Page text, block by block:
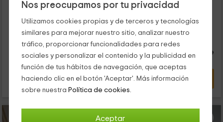
Nos preocupamos por tu privacidad
Utilizamos cookies propias y de terceros y tecnologías
similares para mejorar nuestro sitio, analizar nuestro
tráfico, proporcionar funcionalidades para redes
sociales y personalizar el contenido y la publicidad en
función de tus hábitos de navegación, que aceptas
haciendo clic en el botón 'Aceptar'. Más información
sobre nuestra Política de cookies.
Aceptar
en Colmenar de Oreja, en la provincia de Madrid. Tendrás
unas vacaciones tranquilas en nuestros apartamentos de
estilo tradicional que alojan hasta 9 huéspedes. Está casa
está situada muy cerca de algunos de los pueblos más
bonitos de Madrid: Chinchón y Aranjuez.
Reserva inmediata
Cancelación 7 días antes
desde42
persona y noche
VER OFERTA